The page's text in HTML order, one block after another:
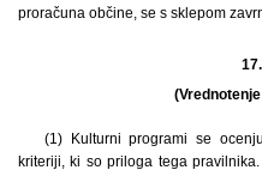
proračuna občine, se s sklepom
(1) Kulturni programi se
kriteriji, ki so priloga tega